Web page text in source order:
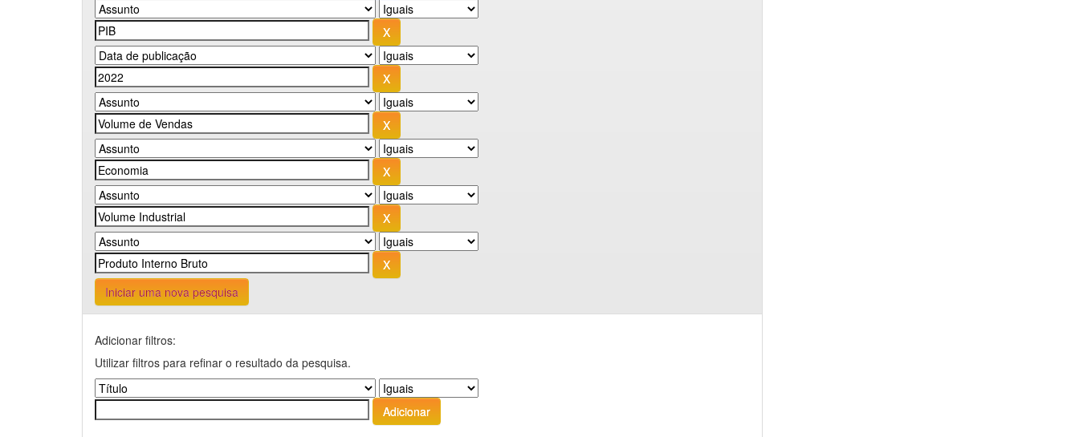
Iniciar uma nova pesquisa
Adicionar filtros:
Utilizar filtros para refinar o resultado da pesquisa.